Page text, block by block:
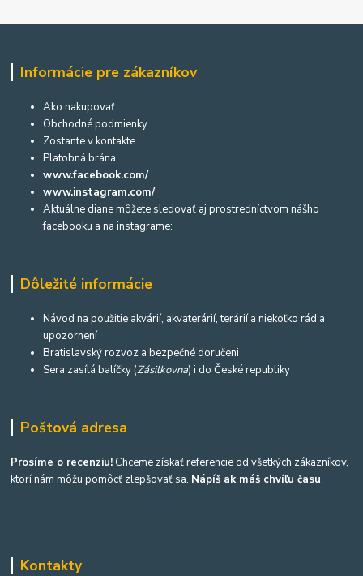
Informácie pre zákazníkov
Ako nakupovať
Obchodné podmienky
Zostante v kontakte
Platobná brána
www.facebook.com/
www.instagram.com/
Aktuálne diane môžete sledovať aj prostredníctvom nášho
facebooku a na instagrame:
Dôležité informácie
Návod na použitie akvárií, akvaterárií, terárií a niekoľko rád a
upozornení
Bratislavský rozvoz a bezpečné doručeni
Sera zasílá balíčky (Zásilkovna) i do České republiky
Poštová adresa
Prosíme o recenziu! Chceme získať referencie od všetkých zákazníkov,
ktorí nám môžu pomôcť zlepšovať sa. Nápíš ak máš chvíľu času.
Kontakty